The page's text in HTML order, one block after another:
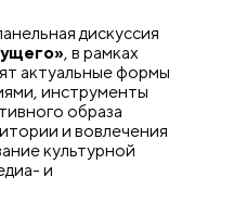
дискуссия
, в рамках
актуальные формы
инструменты
образа
и вовлечения
культурной
и